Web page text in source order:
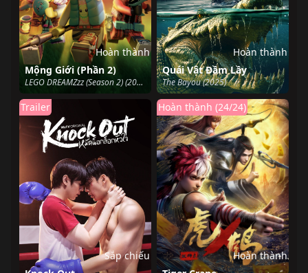
Mộng Giới (Phần 2)
LEGO DREAMZzz (Season 2) (2024)
Hoàn thành
Quái Vật Đầm Lầy
The Bayou (2025)
Hoàn thành
Trailer
Sắp chiếu
Hoàn thành (24/24)
Hoàn thành